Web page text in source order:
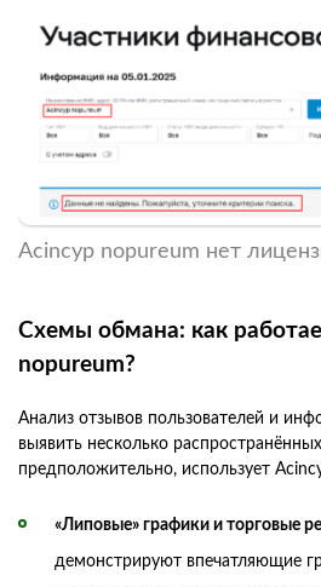
Acincyp nopureum нет
Схемы обмана: как
nopureum?
Анализ отзывов пользователей и
выявить несколько
предположительно, использует
«Липовые» графики и торговые
демонстрируют впечатляющие